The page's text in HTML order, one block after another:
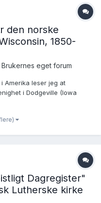
den norske
1850-
Brukernes eget forum
Amerika leser jeg at
i Dodgeville (Iowa
fra 1855. I
skriver J.S. Munch at
Dagregister"
Lutherske kirke